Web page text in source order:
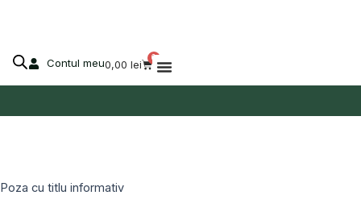
Contul meu0,00 lei
0
Cart
Poza cu titlu informativ
B
279031n